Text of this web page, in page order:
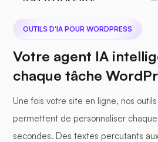
OUTILS D'IA POUR WORDPRESS
Votre agent IA
chaque tâche
Une fois votre site en ligne, nos
permettent de personnaliser
secondes. Des textes percutants